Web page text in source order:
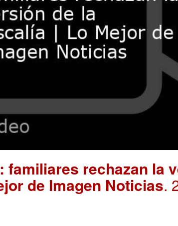
familiares rechazan la
de Imagen Noticias.